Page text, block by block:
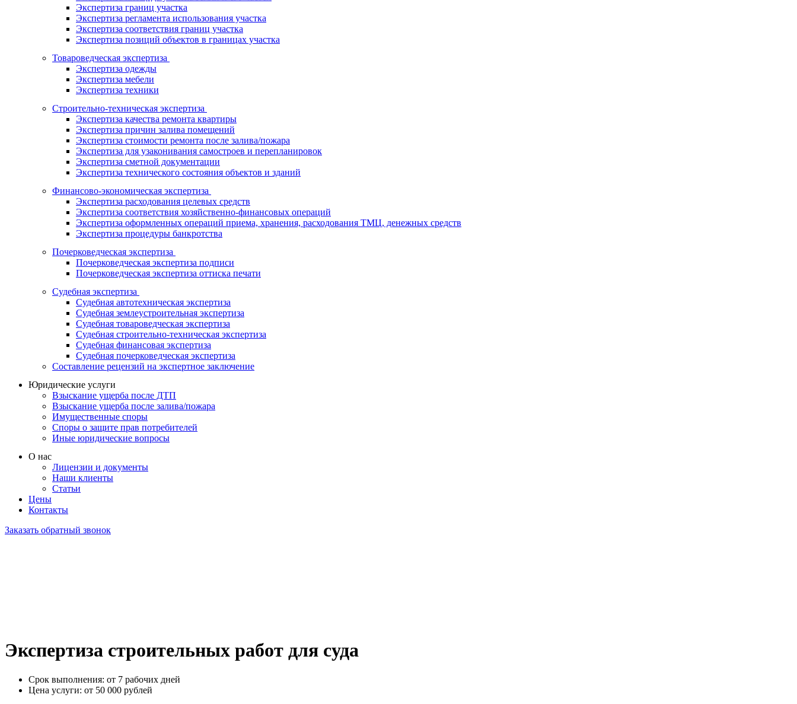
Экспертиза границ участка
Экспертиза регламента использования участка
Экспертиза соответствия границ участка
Экспертиза позиций объектов в границах участка
Товароведческая экспертиза
Экспертиза одежды
Экспертиза мебели
Экспертиза техники
Строительно-техническая экспертиза
Экспертиза качества ремонта квартиры
Экспертиза причин залива помещений
Экспертиза стоимости ремонта после залива/пожара
Экспертиза для узаконивания самостроев и перепланировок
Экспертиза сметной документации
Экспертиза технического состояния объектов и зданий
Финансово-экономическая экспертиза
Экспертиза расходования целевых средств
Экспертиза соответствия хозяйственно-финансовых операций
Экспертиза оформленных операций приема, хранения, расходования ТМЦ, денежных средств
Экспертиза процедуры банкротства
Почерковедческая экспертиза
Почерковедческая экспертиза подписи
Почерковедческая экспертиза оттиска печати
Судебная экспертиза
Судебная автотехническая экспертиза
Судебная землеустроительная экспертиза
Судебная товароведческая экспертиза
Судебная строительно-техническая экспертиза
Судебная финансовая экспертиза
Судебная почерковедческая экспертиза
Составление рецензий на экспертное заключение
Юридические услуги
Взыскание ущерба после ДТП
Взыскание ущерба после залива/пожара
Имущественные споры
Споры о защите прав потребителей
Иные юридические вопросы
О нас
Лицензии и документы
Наши клиенты
Статьи
Цены
Контакты
Заказать обратный звонок
Экспертиза строительных работ для суда
Срок выполнения: от 7 рабочих дней
Цена услуги: от 50 000 рублей